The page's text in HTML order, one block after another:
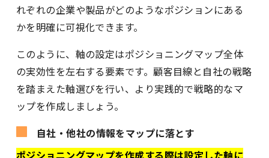
れぞれの企業や製品がどのようなポジションにある
かを明確に可視化できます。
このように、軸の設定はポジショニングマップ全体
の実効性を左右する要素です。顧客目線と自社の戦略
を踏まえた軸選びを行い、より実践的で戦略的なマ
ップを作成しましょう。
自社・他社の情報をマップに落とす
ポジショニングマップを作成する際は設定した軸に